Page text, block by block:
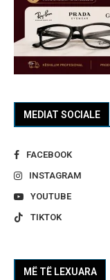
MEDIAT SOCIALE
FACEBOOK
INSTAGRAM
YOUTUBE
TIKTOK
MË TË LEXUARA